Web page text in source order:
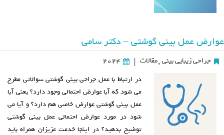
عوارض عمل بینی گوشتی – دکتر سامی
جراحی زیبایی بینی ,مقالات |
2024
در ارتباط با عمل جراحی بینی گوشتی سوالاتی مطرح
می شود که آیا عوارض احتمالی وجود دارد؟ یعنی آیا
عمل بینی گوشتی عوارض خاصی هم دارد؟ و آیا می
شود در مورد عوارض احتمالی عمل بینی گوشتی
توضیح بدهید؟ در اینجا خدمت عزیزان همراه باید